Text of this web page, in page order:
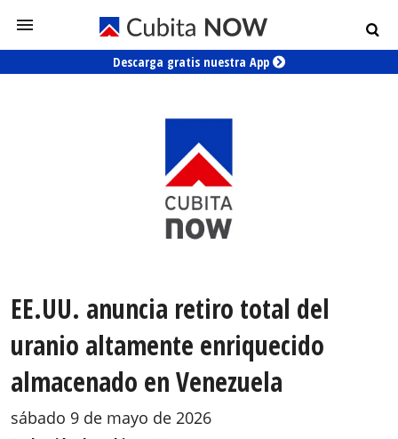
Descarga gratis nuestra App
EE.UU. anuncia retiro total del
uranio altamente enriquecido
almacenado en Venezuela
sábado 9 de mayo de 2026